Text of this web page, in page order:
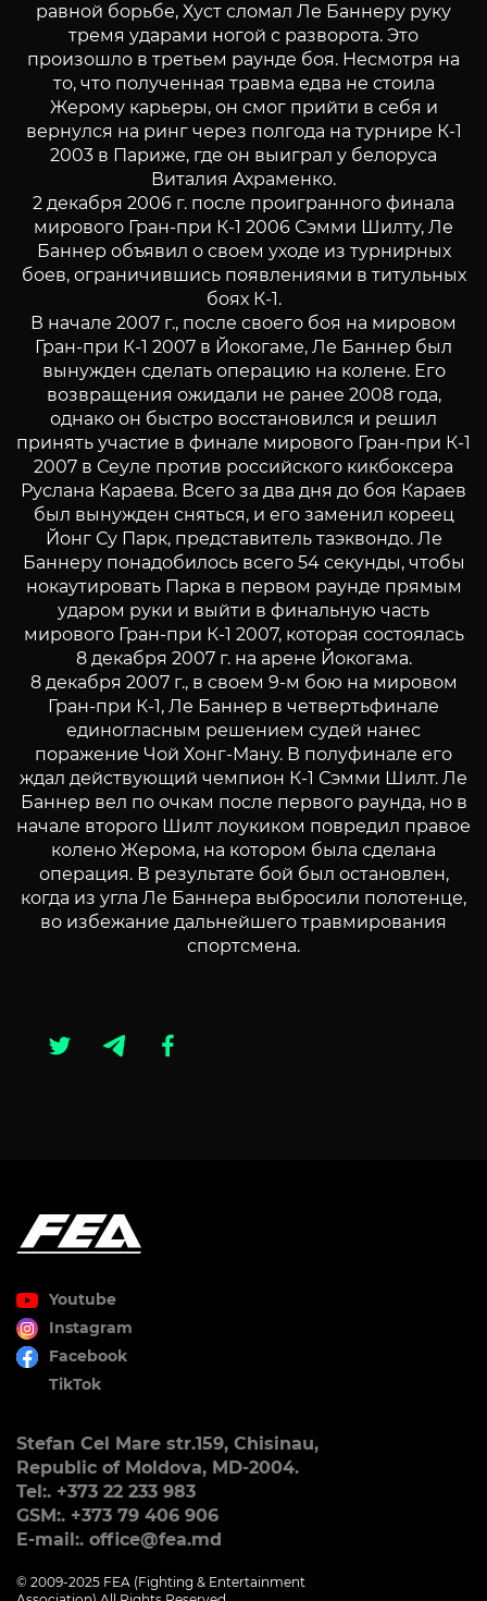
равной борьбе, Хуст сломал Ле Баннеру руку
тремя ударами ногой с разворота. Это
произошло в третьем раунде боя. Несмотря на
то, что полученная травма едва не стоила
Жерому карьеры, он смог прийти в себя и
вернулся на ринг через полгода на турнире К-1
2003 в Париже, где он выиграл у белоруса
Виталия Ахраменко.
2 декабря 2006 г. после проигранного финала
мирового Гран-при К-1 2006 Сэмми Шилту, Ле
Баннер объявил о своем уходе из турнирных
боев, ограничившись появлениями в титульных
боях К-1.
В начале 2007 г., после своего боя на мировом
Гран-при К-1 2007 в Йокогаме, Ле Баннер был
вынужден сделать операцию на колене. Его
возвращения ожидали не ранее 2008 года,
однако он быстро восстановился и решил
принять участие в финале мирового Гран-при К-1
2007 в Сеуле против российского кикбоксера
Руслана Караева. Всего за два дня до боя Караев
был вынужден сняться, и его заменил кореец
Йонг Су Парк, представитель таэквондо. Ле
Баннеру понадобилось всего 54 секунды, чтобы
нокаутировать Парка в первом раунде прямым
ударом руки и выйти в финальную часть
мирового Гран-при К-1 2007, которая состоялась
8 декабря 2007 г. на арене Йокогама.
8 декабря 2007 г., в своем 9-м бою на мировом
Гран-при К-1, Ле Баннер в четвертьфинале
единогласным решением судей нанес
поражение Чой Хонг-Ману. В полуфинале его
ждал действующий чемпион К-1 Сэмми Шилт. Ле
Баннер вел по очкам после первого раунда, но в
начале второго Шилт лоукиком повредил правое
колено Жерома, на котором была сделана
операция. В результате бой был остановлен,
когда из угла Ле Баннера выбросили полотенце,
во избежание дальнейшего травмирования
спортсмена.
Youtube
Instagram
Facebook
TikTok
Stefan Cel Mare str.159, Chisinau,
Republic of Moldova, MD-2004.
Tel:. +373 22 233 983
GSM:. +373 79 406 906
E-mail:. office@fea.md
© 2009-2025 FEA (Fighting & Entertainment